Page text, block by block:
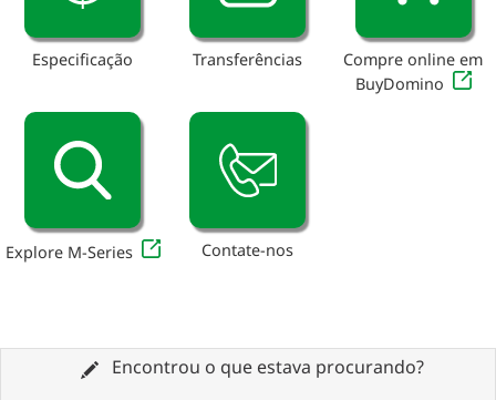
Especificação Transferências
Compre online em
BuyDomino
Explore M-Series Contate-nos
Encontrou o que estava procurando?